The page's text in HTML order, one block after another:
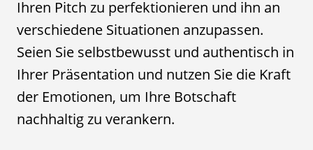
Ihren Pitch zu perfektionieren und ihn an
verschiedene Situationen anzupassen.
Seien Sie selbstbewusst und authentisch in
Ihrer Präsentation und nutzen Sie die Kraft
der Emotionen, um Ihre Botschaft
nachhaltig zu verankern.